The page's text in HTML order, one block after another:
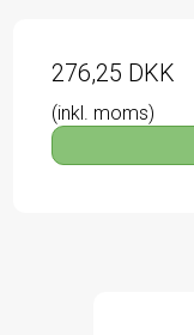
276,25 DKK
(inkl. moms)